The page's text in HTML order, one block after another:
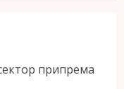
припрема